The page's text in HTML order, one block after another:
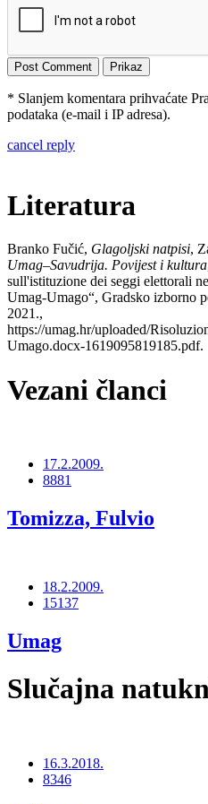
* Slanjem komentara prihvaćate
podataka (e-mail i IP adresa).
cancel reply
Literatura
Branko Fučić, Glagoljski natpisi,
Umag–Savudrija. Povijest i kultura
sull'istituzione dei seggi elettorali
Umag-Umago“, Gradsko izborno
2021.,
https://umag.hr/uploaded/
Umago.docx-1619095819185.pdf.
Vezani članci
17.2.2009.
8881
Tomizza, Fulvio
18.2.2009.
15137
Umag
Slučajna
16.3.2018.
8346